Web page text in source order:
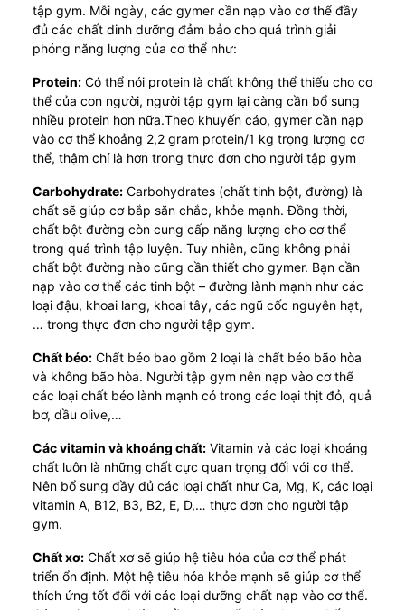
tập gym. Mỗi ngày, các gymer cần nạp vào cơ thể đầy
đủ các chất dinh dưỡng đảm bảo cho quá trình giải
phóng năng lượng của cơ thể như:
Protein: Có thể nói protein là chất không thể thiếu cho cơ
thể của con người, người tập gym lại càng cần bổ sung
nhiều protein hơn nữa.Theo khuyến cáo, gymer cần nạp
vào cơ thể khoảng 2,2 gram protein/1 kg trọng lượng cơ
thể, thậm chí là hơn trong thực đơn cho người tập gym
Carbohydrate: Carbohydrates (chất tinh bột, đường) là
chất sẽ giúp cơ bắp săn chắc, khỏe mạnh. Đồng thời,
chất bột đường còn cung cấp năng lượng cho cơ thể
trong quá trình tập luyện. Tuy nhiên, cũng không phải
chất bột đường nào cũng cần thiết cho gymer. Bạn cần
nạp vào cơ thể các tinh bột – đường lành mạnh như các
loại đậu, khoai lang, khoai tây, các ngũ cốc nguyên hạt,
… trong thực đơn cho người tập gym.
Chất béo: Chất béo bao gồm 2 loại là chất béo bão hòa
và không bão hòa. Người tập gym nên nạp vào cơ thể
các loại chất béo lành mạnh có trong các loại thịt đỏ, quả
bơ, dầu olive,…
Các vitamin và khoáng chất: Vitamin và các loại khoáng
chất luôn là những chất cực quan trọng đối với cơ thể.
Nên bổ sung đầy đủ các loại chất như Ca, Mg, K, các loại
vitamin A, B12, B3, B2, E, D,… thực đơn cho người tập
gym.
Chất xơ: Chất xơ sẽ giúp hệ tiêu hóa của cơ thể phát
triển ổn định. Một hệ tiêu hóa khỏe mạnh sẽ giúp cơ thể
thích ứng tốt đối với các loại dưỡng chất nạp vào cơ thể.